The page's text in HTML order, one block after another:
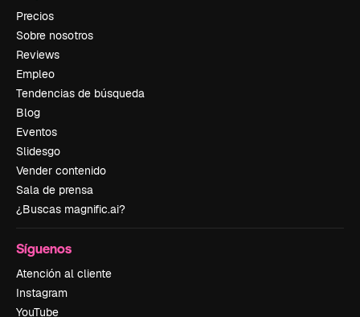
Precios
Sobre nosotros
Reviews
Empleo
Tendencias de búsqueda
Blog
Eventos
Slidesgo
Vender contenido
Sala de prensa
¿Buscas magnific.ai?
Síguenos
Atención al cliente
Instagram
YouTube